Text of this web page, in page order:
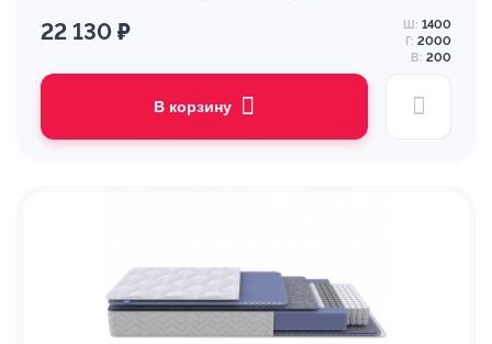
22 130 ₽ Ш: 1400
Г: 2000
В: 200
В корзину